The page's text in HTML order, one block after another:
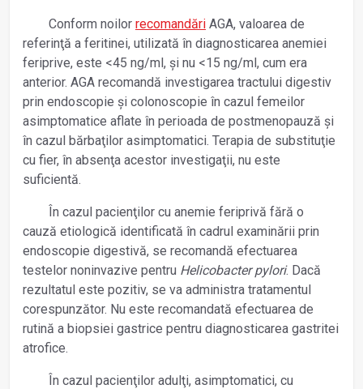
Conform noilor recomandări AGA, valoarea de
referinţă a feritinei, utilizată în diagnosticarea anemiei
feriprive, este <45 ng/ml, și nu <15 ng/ml, cum era
anterior. AGA recomandă investigarea tractului digestiv
prin endoscopie și colonoscopie în cazul femeilor
asimptomatice aflate în perioada de postmenopauză și
în cazul bărbaţilor asimptomatici. Terapia de substituţie
cu fier, în absenţa acestor investigaţii, nu este
suficientă.
În cazul pacienţilor cu anemie feriprivă fără o
cauză etiologică identificată în cadrul examinării prin
endoscopie digestivă, se recomandă efectuarea
testelor noninvazive pentru Helicobacter pylori. Dacă
rezultatul este pozitiv, se va administra tratamentul
corespunzător. Nu este recomandată efectuarea de
rutină a biopsiei gastrice pentru diagnosticarea gastritei
atrofice.
În cazul pacienţilor adulţi, asimptomatici, cu